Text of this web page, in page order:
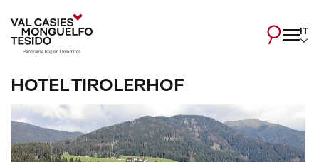
IT
HOTEL TIROLERHOF